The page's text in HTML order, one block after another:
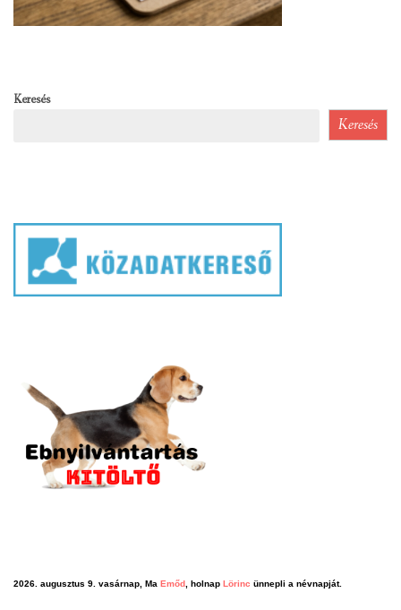
Keresés
Keresés
2026. augusztus 9. vasárnap, Ma Emőd, holnap Lörinc ünnepli a névnapját.